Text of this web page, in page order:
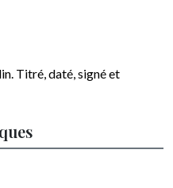
. Titré, daté, signé et